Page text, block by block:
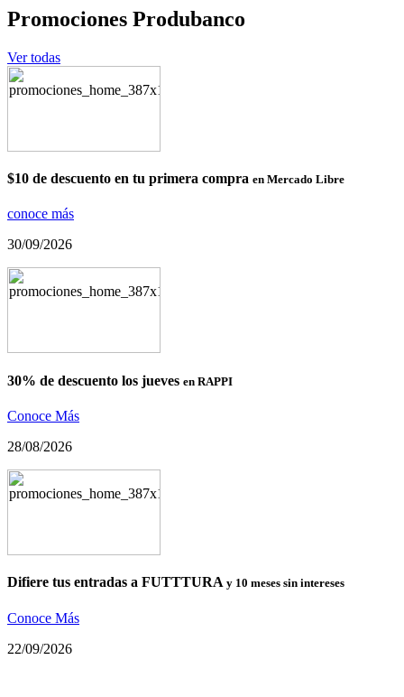
Promociones Produbanco
Ver todas
$10 de descuento en tu primera compra en Mercado Libre
conoce más
30/09/2026
30% de descuento los jueves en RAPPI
Conoce Más
28/08/2026
Difiere tus entradas a FUTTTURA y 10 meses sin intereses
Conoce Más
22/09/2026